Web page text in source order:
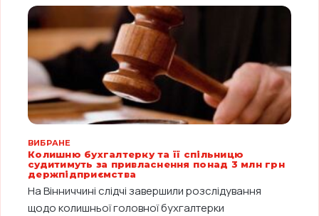
ВИБРАНЕ
Колишню бухгалтерку та її спільницю
судитимуть за привласнення понад 3 млн грн
держпідприємства
На Вінниччині слідчі завершили розслідування
щодо колишньої головної бухгалтерки